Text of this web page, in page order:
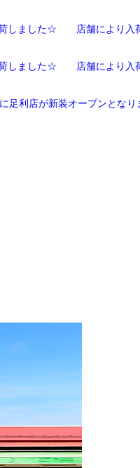
しました☆ 店舗により入
しました☆ 店舗により入
店が新装オープンとなり